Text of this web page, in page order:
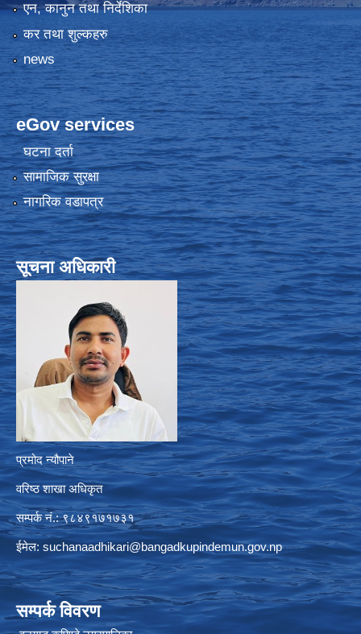
एन, कानुन तथा निर्देशिका
कर तथा शुल्कहरु
news
eGov services
घटना दर्ता
सामाजिक सुरक्षा
नागरिक वडापत्र
सूचना अधिकारी
प्रमोद न्यौपाने
वरिष्ठ शाखा अधिकृत
सम्पर्क नं.: ९८४९१७१७३१
ईमेल: suchanaadhikari@bangadkupindemun.gov.np
सम्पर्क विवरण